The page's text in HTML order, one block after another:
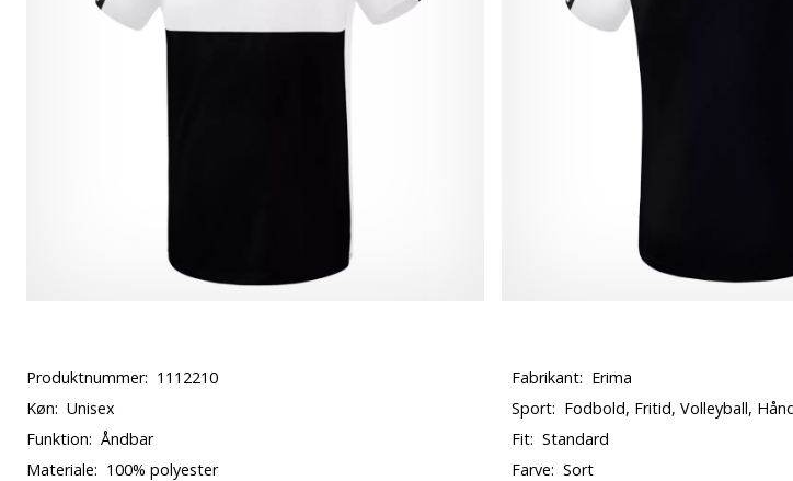
Produktnummer: 1112210 Fabrikant: Erima
Køn: Unisex Sport: Fodbold, Fritid, Volleyball,
Funktion: Åndbar Fit: Standard
Materiale: 100% polyester Farve: Sort